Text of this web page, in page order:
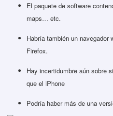
El paquete de software
maps… etc.
Habría también un navegador
Firefox.
Hay incertidumbre aún sobre
que el iPhone
Podría haber más de una